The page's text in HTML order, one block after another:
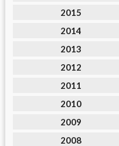
2015
2014
2013
2012
2011
2010
2009
2008